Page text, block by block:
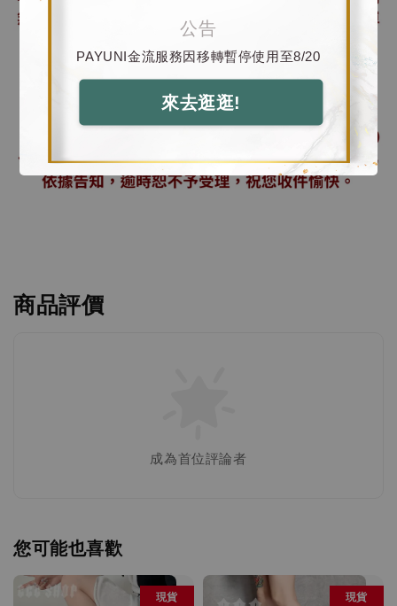
公告
PAYUNI金流服務因移轉暫停使用至8/20
來去逛逛!
商品評價
成為首位評論者
您可能也喜歡
現貨 現貨